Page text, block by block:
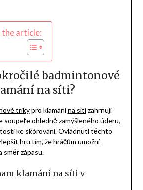
the article:
badmintonové
na síti?
trikypro klamánína sítizahrnují
soupeře ohledně zamýšleného úderu,
ke skórování. Ovládnutí těchto
hru tím, že hráčům umožní
zápasu.
klamání na síti v